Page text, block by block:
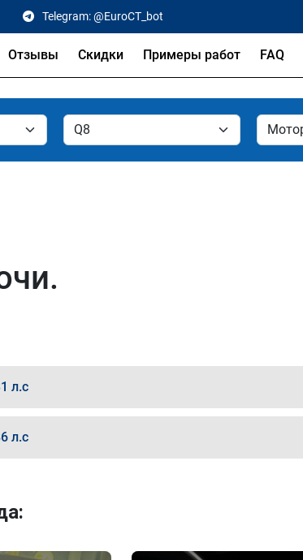
Telegram: @EuroCT_bot
Отзывы Скидки Примеры работ FAQ
л.с
л.с